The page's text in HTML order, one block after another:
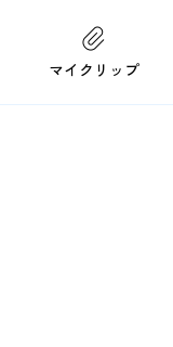
マイクリップ